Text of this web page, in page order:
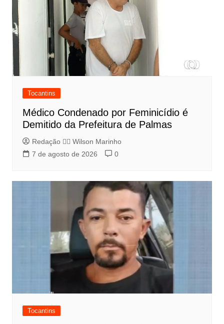
Tocantins
Médico Condenado por Feminicídio é
Demitido da Prefeitura de Palmas
Redação 👨‍⚖️​ Wilson Marinho
7 de agosto de 2026
0
Tocantins